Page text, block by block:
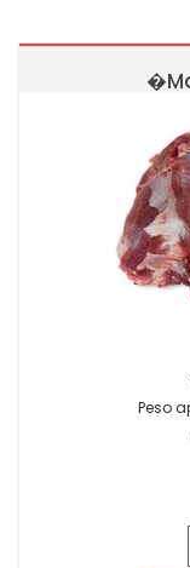
Peso